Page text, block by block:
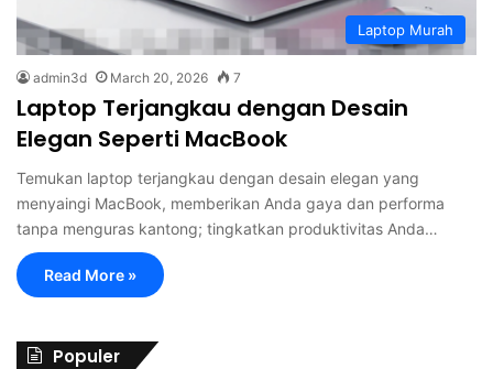
Laptop Murah
admin3d March 20, 2026 7
Laptop Terjangkau dengan Desain
Elegan Seperti MacBook
Temukan laptop terjangkau dengan desain elegan yang
menyaingi MacBook, memberikan Anda gaya dan performa
tanpa menguras kantong; tingkatkan produktivitas Anda…
Read More »
Populer